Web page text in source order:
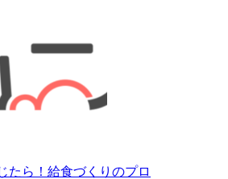
たら！給食づくりのプロ